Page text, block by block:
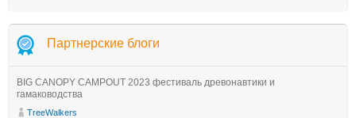
Партнерские блоги
BIG CANOPY CAMPOUT 2023 фестиваль древонавтики и
гамаководства
TreeWalkers